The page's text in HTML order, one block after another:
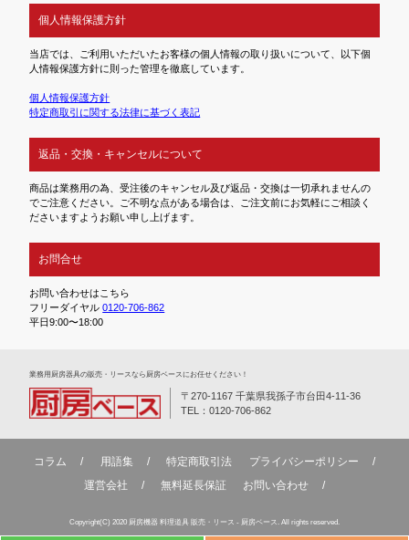
個人情報保護方針
当店では、ご利用いただいたお客様の個人情報の取り扱いについて、以下個
人情報保護方針に則った管理を徹底しています。
個人情報保護方針
特定商取引に関する法律に基づく表記
返品・交換・キャンセルについて
商品は業務用の為、受注後のキャンセル及び返品・交換は一切承れませんの
でご注意ください。ご不明な点がある場合は、ご注文前にお気軽にご相談く
ださいますようお願い申し上げます。
お問合せ
お問い合わせはこちら
フリーダイヤル0120-706-862
平日9:00〜18:00
業務⽤厨房器具の販売・リースなら厨房ベースにお任せください！
〒270-1167 千葉県我孫子市台田4-11-36
TEL：0120-706-862
コラム 用語集 特定商取引法
プライバシーポリシー
運営会社
無料延⻑保証 お問い合わせ
Copyright(C) 2020 厨房機器 料理道具 販売・リース - 厨房ベース. All rights reserved.